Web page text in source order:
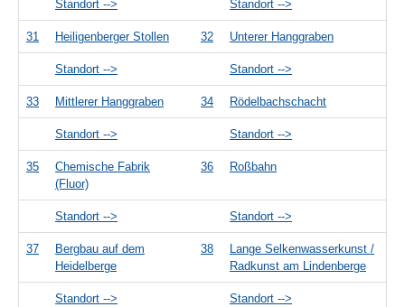
Standort --> Standort -->
31 Heiligenberger Stollen 32 Unterer Hanggraben
Standort --> Standort -->
33 Mittlerer Hanggraben 34 Rödelbachschacht
Standort --> Standort -->
35
Chemische Fabrik
(Fluor)
36 Roßbahn
Standort --> Standort -->
37
Bergbau auf dem
Heidelberge
38
Lange Selkenwasserkunst /
Radkunst am Lindenberge
Standort --> Standort -->